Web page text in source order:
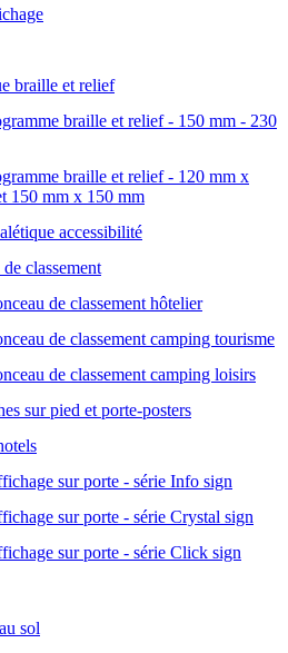
braille et relief
braille et relief - 150 mm - 230
braille et relief - 120 mm x
150 mm x 150 mm
accessibilité
classement
de classement hôtelier
de classement camping tourisme
de classement camping loisirs
sur pied et porte-posters
sur porte - série Info sign
sur porte - série Crystal sign
sur porte - série Click sign
sol